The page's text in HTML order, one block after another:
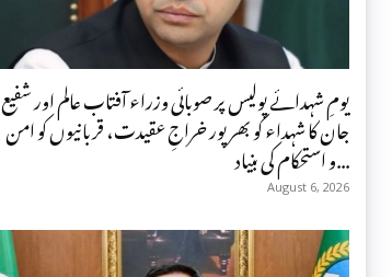
یومِ شہدائے پولیس پر صوبائی وزراء آفتاب عالم اور شفیع
جان کا شہداء کو بھرپور خراجِ عقیدت، قربانیوں کو امن
و استحکام کی بنیاد...
August 6, 2026